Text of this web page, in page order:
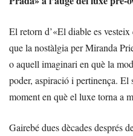
El retorn d’«El diable es
que la nostàlgia per Miranda
o aquell imaginari en què la
poder, aspiració i pertinença.
moment en què el luxe torna a
Gairebé dues dècades després